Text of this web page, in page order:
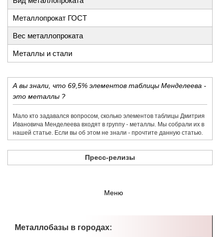
Металлопрокат ГОСТ
Вес металлопроката
Металлы и стали
А вы знали, что 69,5% элементов таблицы Менделеева -
это металлы ?
Мало кто задавался вопросом, сколько элементов таблицы Дмитрия
Ивановича Менделеева входят в группу - металлы. Мы собрали их в
нашей статье. Если вы об этом не знали - прочтите данную статью.
Пресс-релизы
Меню
Металлобазы в городах: